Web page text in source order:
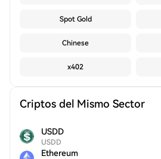
Spot Gold
Chinese
x402
Criptos del Mismo Sector
USDD
USDD
Ethereum